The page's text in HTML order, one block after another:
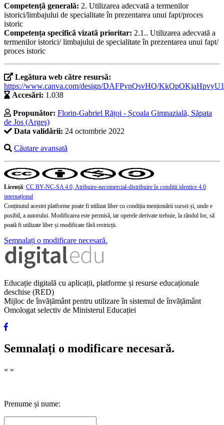
Competență generală: 2. Utilizarea adecvată a termenilor
istorici/limbajului de specialitate în prezentarea unui fapt/proces
istoric
Competența specifică vizată prioritar: 2.1.. Utilizarea adecvată a
termenilor istorici/ limbajului de specialitate în prezentarea unui fapt/
proces istoric
Legătura web către resursă:
https://www.canva.com/design/DAFPynQsvHQ/
Accesări: 1.038
Propunător: Florin-Gabriel Rățoi - Școala Gimnazială, Săpata
de Jos (Argeş)
Data validării: 24 octombrie 2022
Căutare avansată
Licență: CC BY-NC-SA 4.0, Atribuire-necomercial-distribuire în condiţii identice 4.0
internațional
Conținutul acestei platforme poate fi utilizat liber cu condiția menționării sursei și, unde e
posibil, a autorului. Modificarea este permisă, iar operele derivate trebuie, la rândul lor, să
poată fi utilizate liber și modificate fără restricții.
Semnalați o modificare necesară.
Educație digitală cu aplicații, platforme și resurse educaționale
deschise (RED)
Mijloc de învățământ pentru utilizare în sistemul de învățământ
Omologat selectiv de Ministerul Educației
Semnalați o modificare necesară.
« »
Prenume și nume: